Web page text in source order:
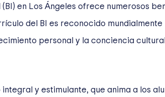
en Los Ángeles ofrece numerosos
del BI es reconocido
personal y la conciencia
y estimulante, que anima a los